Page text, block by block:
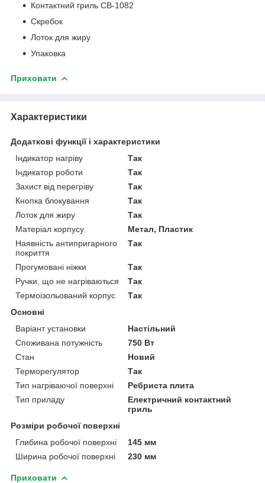
Контактний гриль CB-1082
Скребок
Лоток для жиру
Упаковка
Приховати
Характеристики
Додаткові функції і характеристики
Індикатор нагріву
Так
Індикатор роботи
Так
Захист від перегріву
Так
Кнопка блокування
Так
Лоток для жиру
Так
Матеріал корпусу
Метал, Пластик
Наявність антипригарного
покриття
Так
Прогумовані ніжки
Так
Ручки, що не нагріваються
Так
Термоізольований корпус
Так
Основні
Варіант установки
Настільний
Споживана потужність
750 Вт
Стан
Новий
Терморегулятор
Так
Тип нагріваючої поверхні
Ребриста плита
Тип приладу
Електричний контактний
гриль
Розміри робочої поверхні
Глибина робочої поверхні
145 мм
Ширина робочої поверхні
230 мм
Приховати